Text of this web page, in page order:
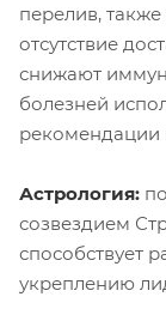
перелив,
отсутствие
снижают
болезней
рекомендации
Астрология:
созвездием
способствует
укреплению